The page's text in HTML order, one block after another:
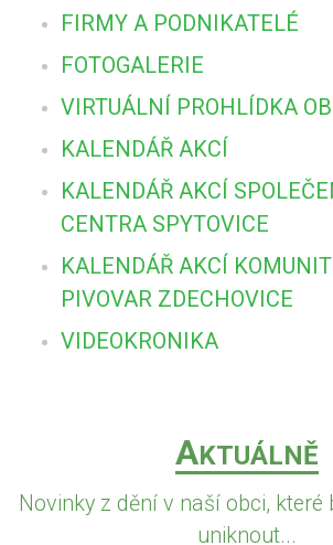
FIRMY A PODNIKATELÉ
FOTOGALERIE
VIRTUÁLNÍ PROHLÍDKA
KALENDÁŘ AKCÍ
KALENDÁŘ AKCÍ
CENTRA SPYTOVICE
KALENDÁŘ AKCÍ
PIVOVAR ZDECHOVICE
VIDEOKRONIKA
AKTUÁLNĚ
Novinky z dění v naší obci, které
uniknout...